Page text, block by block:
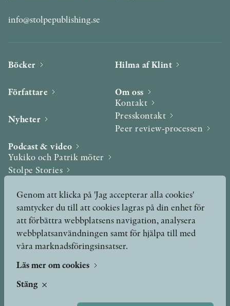
info@stolpepublishing.se
Böcker
Författare
Nyheter
Podcast & video
Yukiko och Patrik möter
Stolpe Stories
Utmärkelser & Format
Utmärkelser
Övriga format
Hilma af Klint
Om oss
Kontakt
Presskontakt
Peer review-processen
Genom att klicka på 'Jag accepterar alla cookies'
samtycker du till att cookies lagras på din enhet för
att förbättra webbplatsens navigation, analysera
webbplatsanvändningen samt för hjälpa till med
våra marknadsföringsinsatser.
Läs mer om cookies
Stäng